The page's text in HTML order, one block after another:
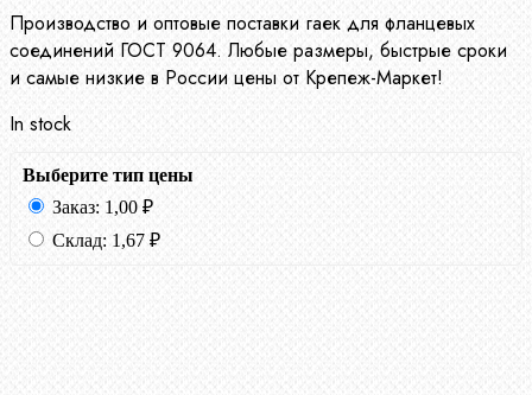
Производство и оптовые поставки гаек для фланцевых
соединений ГОСТ 9064. Любые размеры, быстрые сроки
и самые низкие в России цены от Крепеж-Маркет!
In stock
Выберите тип цены
Заказ: 1,00 ₽
Склад: 1,67 ₽